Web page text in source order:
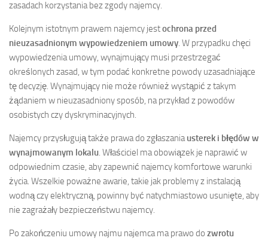
zasadach korzystania bez zgody najemcy.
Kolejnym istotnym prawem najemcy jestochrona przed
nieuzasadnionym wypowiedzeniem umowy. W przypadku chęci
wypowiedzenia umowy, wynajmujący musi przestrzegać
określonych zasad, w tym podać konkretne powody uzasadniające
tę decyzję. Wynajmujący nie może również wystąpić z takym
żądaniem w nieuzasadniony sposób, na przykład z powodów
osobistych czy dyskryminacyjnych.
Najemcy przysługują także prawa do zgłaszaniausterek i błędów w
wynajmowanym lokalu. Właściciel ma obowiązek je naprawić w
odpowiednim czasie, aby zapewnić najemcy komfortowe warunki
życia. Wszelkie poważne awarie, takie jak problemy z instalacją
wodną czy elektryczną, powinny być natychmiastowo usunięte, aby
nie zagrażały bezpieczeństwu najemcy.
Po zakończeniu umowy najmu najemca ma prawo do zwrotu